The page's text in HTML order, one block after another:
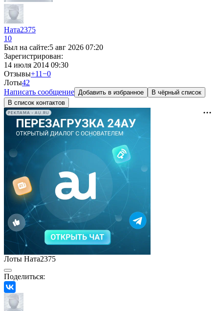
Ната2375
10
Был на сайте:5 авг 2026 07:20
Зарегистрирован:
14 июля 2014 09:30
Отзывы+11−0
Лоты42
Написать сообщение Добавить в избранное
В чёрный список
В список контактов
РЕКЛАМА • AU.RU
Лоты Ната2375
Поделиться: